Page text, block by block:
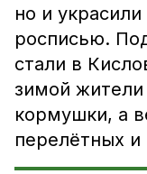
но и
росписью.
стали в
зимой
кормушки, а
перелётных